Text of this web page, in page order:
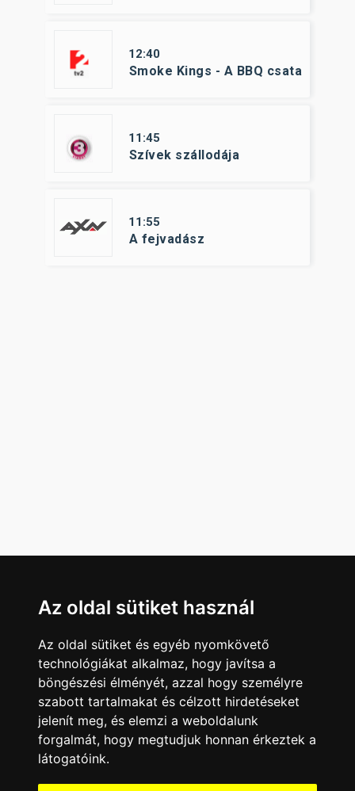
12:40
Smoke Kings - A BBQ csata
11:45
Szívek szállodája
11:55
A fejvadász
Minden jog fenntartva © 2008 - 2026
Az oldal sütiket használ
Az oldal sütiket és egyéb nyomkövető
technológiákat alkalmaz, hogy javítsa a
böngészési élményét, azzal hogy személyre
szabott tartalmakat és célzott hirdetéseket
jelenít meg, és elemzi a weboldalunk
forgalmát, hogy megtudjuk honnan érkeztek a
látogatóink.